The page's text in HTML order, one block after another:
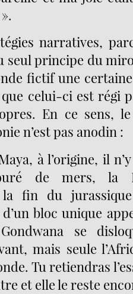
».
narratives,
seul principe du
fictif une
celui-ci est régi
En ce sens,
n’est pas anodin :
à l’origine, il
de mers, la
fin du
bloc unique
se
mais seule
Tu retiendras
et elle le reste